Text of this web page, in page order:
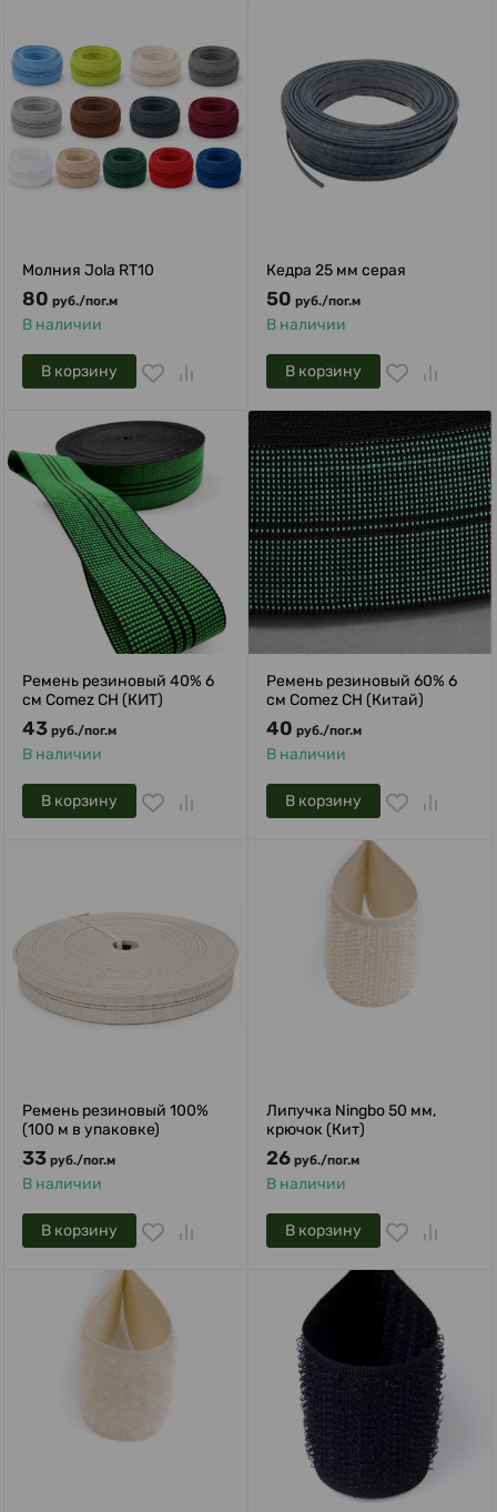
Молния Jola RT10
80 руб./пог.м
В наличии
В корзину
Кедра 25 мм серая
50 руб./пог.м
В наличии
В корзину
Ремень резиновый 40% 6
см Comez CH (КИТ)
43 руб./пог.м
В наличии
В корзину
Ремень резиновый 60% 6
см Comez CH (Китай)
40 руб./пог.м
В наличии
В корзину
Ремень резиновый 100%
(100 м в упаковке)
33 руб./пог.м
В наличии
В корзину
Липучка Ningbo 50 мм,
крючок (Кит)
26 руб./пог.м
В наличии
В корзину